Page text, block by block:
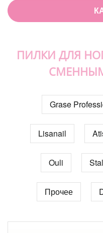
ПИЛКИ ДЛЯ
Grase
Lisanail
Ouli
Прочее